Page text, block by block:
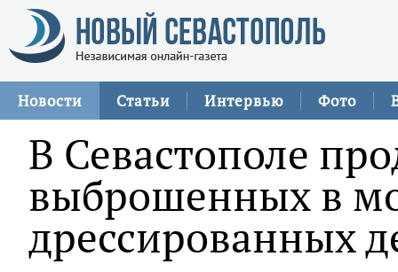
Новости Статьи Интервью Фото
В Севастополе
выброшенных в
дрессированных